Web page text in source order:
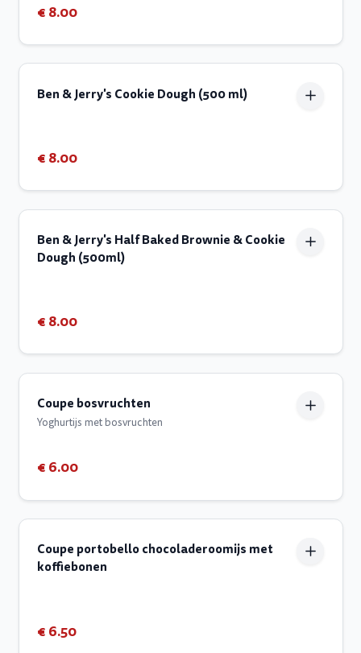
€ 8.00
Ben & Jerry's Cookie Dough (500 ml)
€ 8.00
Ben & Jerry's Half Baked Brownie & Cookie
Dough (500ml)
€ 8.00
Coupe bosvruchten
Yoghurtijs met bosvruchten
€ 6.00
Coupe portobello chocoladeroomijs met
koffiebonen
€ 6.50